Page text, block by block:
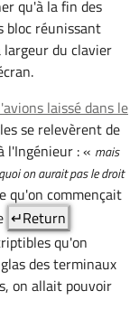
qu'à la fin des
bloc réunissant
largeur du clavier
laissé dans le
se relevèrent de
l'Ingénieur : « mais
on aurait pas le droit
qu'on commençait
↵Return
qu'on
des terminaux
on allait pouvoir